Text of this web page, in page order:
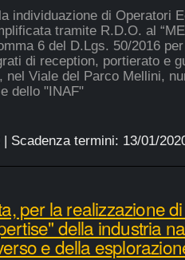
individuazione di Operatori
tramite R.D.O. al
6 del D.Lgs. 50/2016
di reception, portierato e
nel Viale del Parco Mellini,
dello "INAF"
| Scadenza termini: 13/01/
per la realizzazione
della industria
e della